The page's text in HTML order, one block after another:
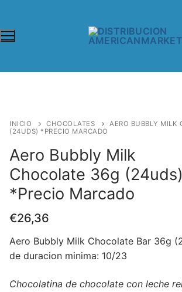
INICIO CHOCOLATES
AERO BUBBLY MILK
(24UDS) *PRECIO MARCADO
Aero Bubbly Milk
Chocolate 36g (24uds)
*Precio Marcado
€26,36
Aero Bubbly Milk Chocolate Bar 36g
de duracion minima: 10/23
Chocolatina de chocolate con leche